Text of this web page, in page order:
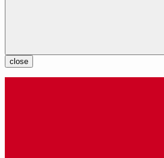
close